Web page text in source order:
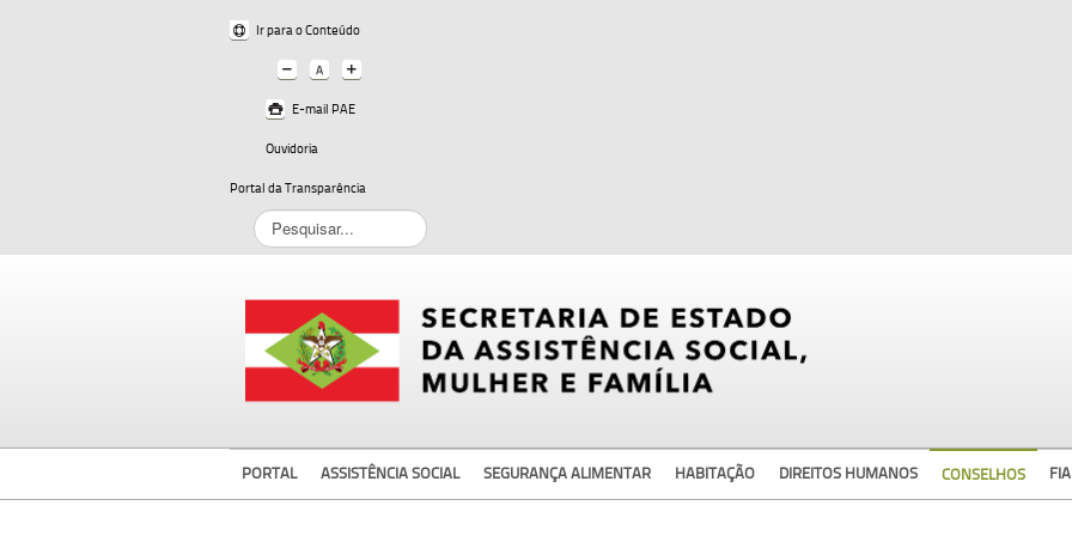
Ir para o Conteúdo
E-mail PAE
Ouvidoria
Portal da Transparência
Pesquisar...
PORTAL ASSISTÊNCIA SOCIAL SEGURANÇA ALIMENTAR HABITAÇÃO DIREITOS HUMANOS CONSELHOS FIA